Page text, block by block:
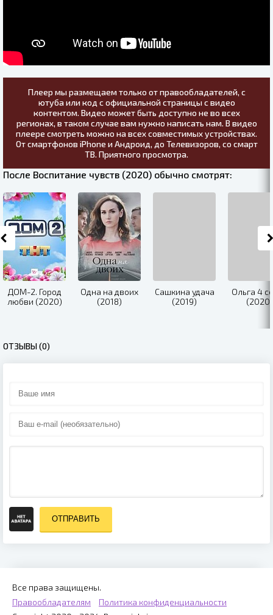
Плеер мы размещаем только от правообладателей, с
ютуба или код с официальной страницы с видео
контентом. Видео может быть доступно не во всех
регионах, в таком случае вам нужно написать нам. В видео
плеере смотреть можно на всех совместимых устройствах.
От смартфонов iPhone и Андроид, до Телевизоров, со смарт
ТВ. Приятного просмотра.
После Воспитание чувств (2020) обычно смотрят:
ДОМ-2. Город
любви (2020)
Одна на двоих
(2018)
Сашкина удача
(2019)
Ольга 4
(2020)
ОТЗЫВЫ (0)
ОТПРАВИТЬ
Все права защищены.
Правообладателям
Политика конфиденциальности